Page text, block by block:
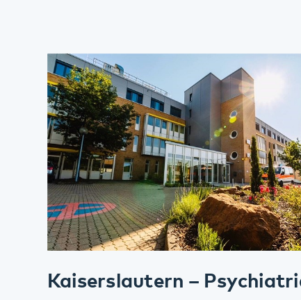
Kaiserslautern – Psychiatrie,
Psychosomatik und
Psychotherapie
Kontakt Anfahrt Mehr